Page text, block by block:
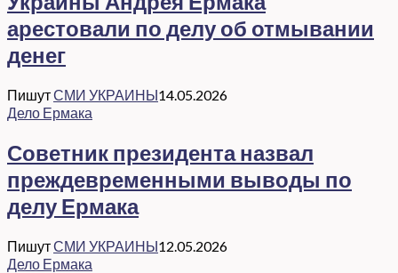
арестовали по делу об отмывании
денег
ПишутСМИ УКРАИНЫ14.05.2026
Дело Ермака
Советник президента назвал
преждевременными выводы по
делу Ермака
ПишутСМИ УКРАИНЫ12.05.2026
Дело Ермака